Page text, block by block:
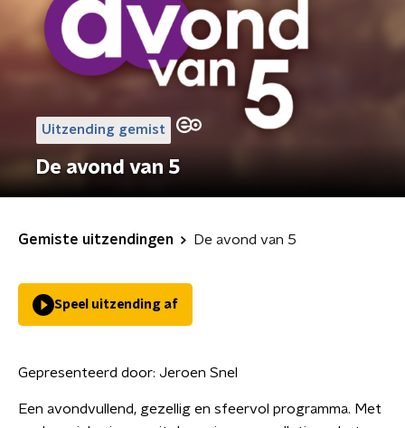
Uitzending gemist
De avond van 5
Gemiste uitzendingen De avond van 5
Speel uitzending af
Gepresenteerd door: Jeroen Snel
Een avondvullend, gezellig en sfeervol programma. Met